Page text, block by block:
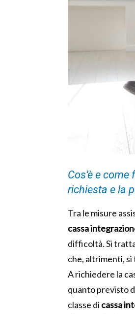
Cos’è e
richiesta e la
Tra le misure
cassa
difficoltà. Si
che, altrimenti,
A richiedere la
quanto previsto
classe di cassa